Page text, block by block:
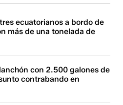
ecuatorianos a bordo de
más de una tonelada de
con 2.500 galones de
contrabando en